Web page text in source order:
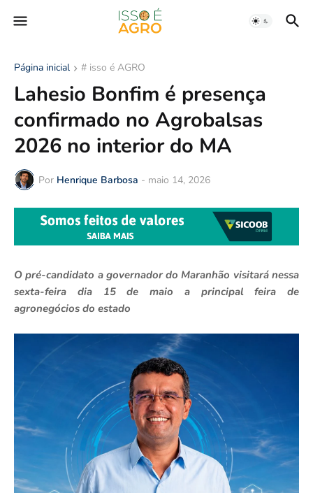
Página inicial # isso é AGRO
Lahesio Bonfim é presença
confirmado no Agrobalsas
2026 no interior do MA
Por Henrique Barbosa - maio 14, 2026
O pré-candidato a governador do Maranhão visitará nessa
sexta-feira dia 15 de maio a principal feira de
agronegócios do estado